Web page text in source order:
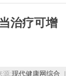
治疗可增
源:现代健康网综合 |